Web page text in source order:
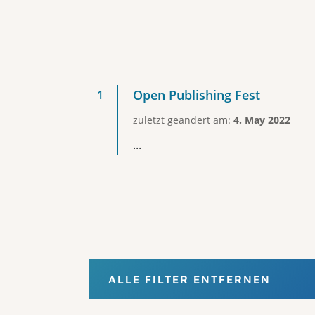
Open Publishing Fest
zuletzt geändert am: 4. May 2022
...
ALLE FILTER ENTFERNEN